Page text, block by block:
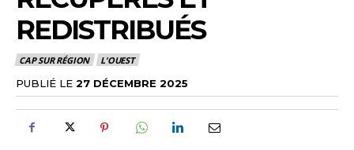
REDISTRIBUÉS
CAP SUR RÉGION L'OUEST
PUBLIÉ LE 27 DÉCEMBRE 2025